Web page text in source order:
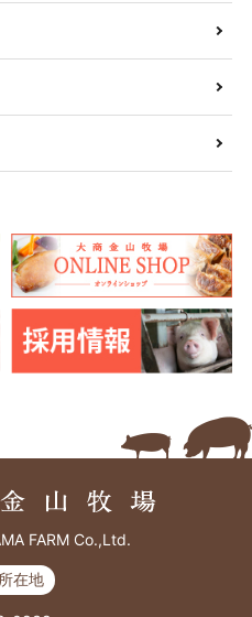
FARM Co.,Ltd.
在地